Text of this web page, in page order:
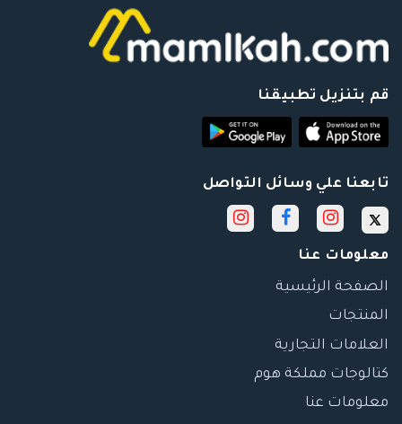
قم بتنزيل تطبيقنا
تابعنا علي وسائل التواصل
معلومات عنا
الصفحة الرئيسية
المنتجات
العلامات التجارية
كتالوجات مملكة هوم
معلومات عنا